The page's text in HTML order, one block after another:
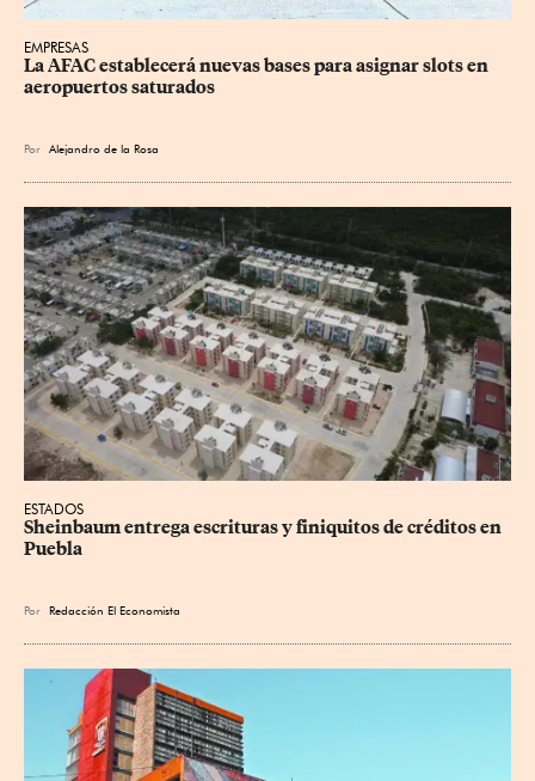
EMPRESAS
La AFAC establecerá nuevas bases para asignar slots en
aeropuertos saturados
Por Alejandro de la Rosa
ESTADOS
Sheinbaum entrega escrituras y finiquitos de créditos en
Puebla
Por Redacción El Economista